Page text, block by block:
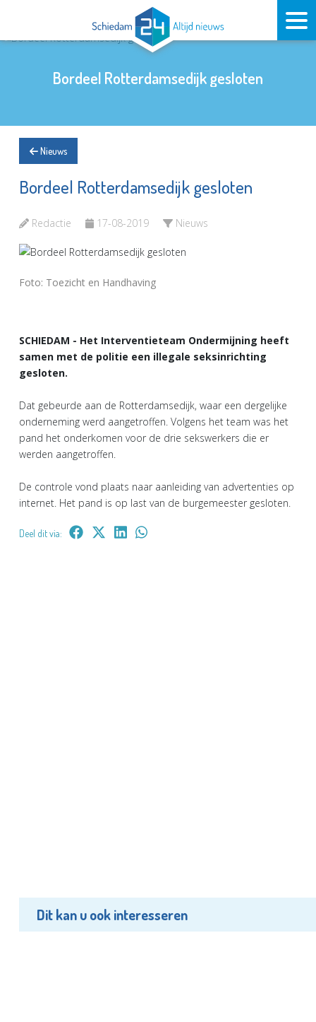
Bordeel Rotterdamsedijk gesloten
Nieuws
Bordeel Rotterdamsedijk gesloten
Redactie 17-08-2019 Nieuws
Foto: Toezicht en Handhaving
SCHIEDAM - Het Interventieteam Ondermijning heeft
samen met de politie een illegale seksinrichting
gesloten.
Dat gebeurde aan de Rotterdamsedijk, waar een dergelijke
onderneming werd aangetroffen. Volgens het team was het
pand het onderkomen voor de drie sekswerkers die er
werden aangetroffen.
De controle vond plaats naar aanleiding van advertenties op
internet. Het pand is op last van de burgemeester gesloten.
Deel dit via:
Dit kan u ook interesseren